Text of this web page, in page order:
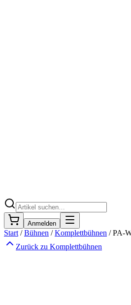
Anmelden
Start /Bühnen /Komplettbühnen /PA-
Zurück zu Komplettbühnen